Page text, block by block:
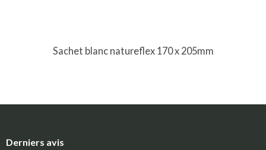
Sachet blanc natureflex 170 x 205mm
Derniers avis